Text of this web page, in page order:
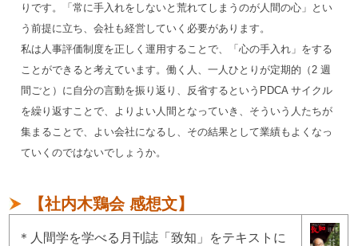
りです。「常に手入れをしないと荒れてしまうのが人間の心」とい
う前提に立ち、会社も経営していく必要があります。
私は人事評価制度を正しく運用することで、「心の手入れ」をする
ことができると考えています。働く人、一人ひとりが定期的（2 週
間ごと）に自分の言動を振り返り、反省するというPDCA サイクル
を繰り返すことで、よりよい人間となっていき、そういう人たちが
集まることで、よい会社になるし、その結果として業績もよくなっ
ていくのではないでしょうか。
【社内木鶏会 感想文】
＊人間学を学べる月刊誌「致知」をテキストに